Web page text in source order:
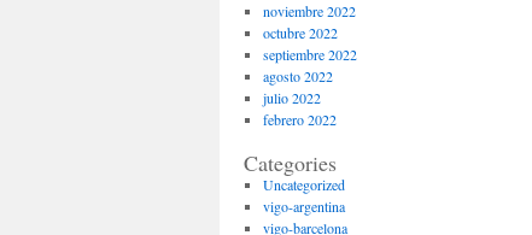
noviembre 2022
octubre 2022
septiembre 2022
agosto 2022
julio 2022
febrero 2022
Categories
Uncategorized
vigo-argentina
vigo-barcelona